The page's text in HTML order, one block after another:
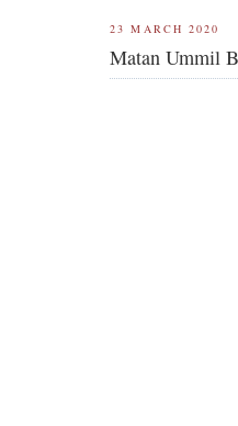
23 MARCH 2020
Matan Ummil